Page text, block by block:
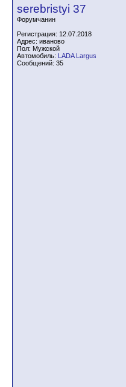
serebristyi 37
Форумчанин
Регистрация: 12.07.2018
Адрес: иваново
Пол: Мужской
Автомобиль: LADA Largus
Сообщений: 35